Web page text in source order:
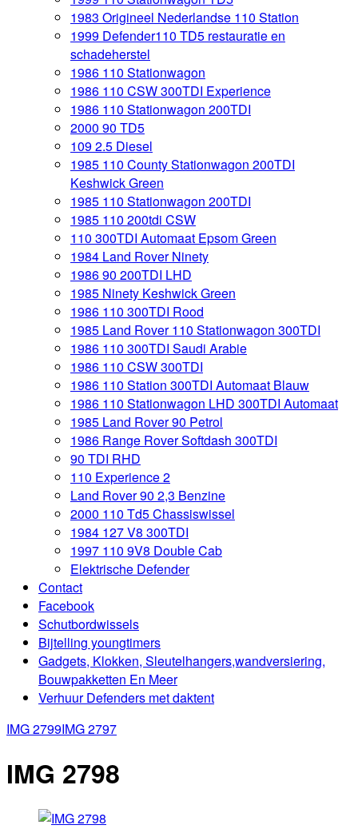
1983 Origineel Nederlandse 110 Station
1999 Defender110 TD5 restauratie en
schadeherstel
1986 110 Stationwagon
1986 110 CSW 300TDI Experience
1986 110 Stationwagon 200TDI
2000 90 TD5
109 2.5 Diesel
1985 110 County Stationwagon 200TDI
Keshwick Green
1985 110 Stationwagon 200TDI
1985 110 200tdi CSW
110 300TDI Automaat Epsom Green
1984 Land Rover Ninety
1986 90 200TDI LHD
1985 Ninety Keshwick Green
1986 110 300TDI Rood
1985 Land Rover 110 Stationwagon 300TDI
1986 110 300TDI Saudi Arabie
1986 110 CSW 300TDI
1986 110 Station 300TDI Automaat Blauw
1986 110 Stationwagon LHD 300TDI Automaat
1985 Land Rover 90 Petrol
1986 Range Rover Softdash 300TDI
90 TDI RHD
110 Experience 2
Land Rover 90 2,3 Benzine
2000 110 Td5 Chassiswissel
1984 127 V8 300TDI
1997 110 9V8 Double Cab
Elektrische Defender
Contact
Facebook
Schutbordwissels
Bijtelling youngtimers
Gadgets, Klokken, Sleutelhangers,wandversiering,
Bouwpakketten En Meer
Verhuur Defenders met daktent
IMG 2799IMG 2797
IMG 2798